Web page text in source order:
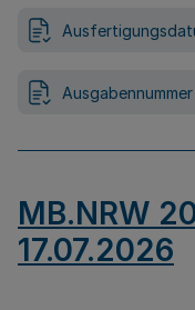
Ausgabennummer
MB.NRW
17.07.2026